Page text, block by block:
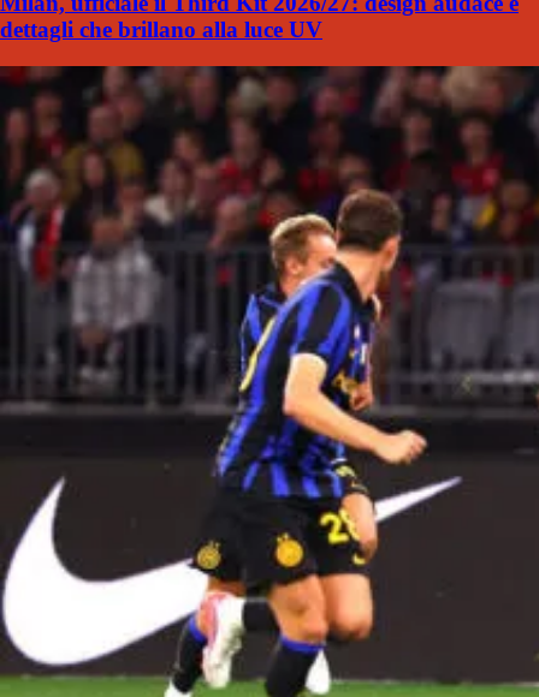
dettagli che brillano alla luce UV